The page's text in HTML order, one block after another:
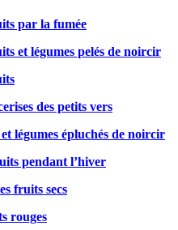
par la fumée
et légumes pelés de noircir
des petits vers
légumes épluchés de noircir
pendant l’hiver
fruits secs
rouges